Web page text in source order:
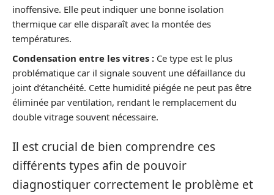
inoffensive. Elle peut indiquer une bonne isolation
thermique car elle disparaît avec la montée des
températures.
Condensation entre les vitres : Ce type est le plus
problématique car il signale souvent une défaillance du
joint d’étanchéité. Cette humidité piégée ne peut pas être
éliminée par ventilation, rendant le remplacement du
double vitrage souvent nécessaire.
Il est crucial de bien comprendre ces
différents types afin de pouvoir
diagnostiquer correctement le problème et